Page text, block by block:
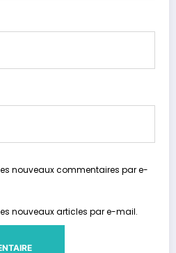
nouveaux commentaires par e-
nouveaux articles par e-mail.